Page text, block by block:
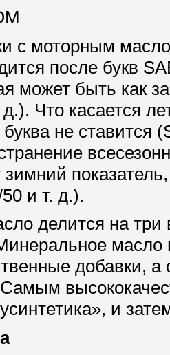
с моторным
после букв
может быть как
Что касается
не ставится
зимний
и т. д.).
делится на
масло
добавки,
и
а